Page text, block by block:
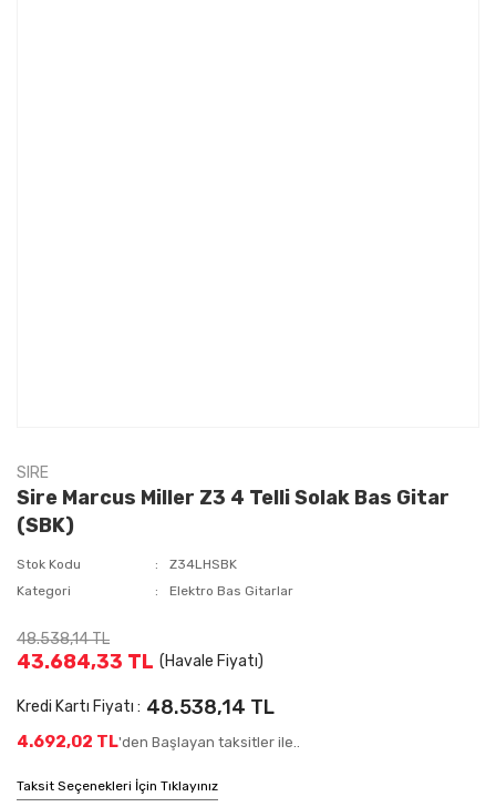
SIRE
Sire Marcus Miller Z3 4 Telli Solak Bas Gitar
(SBK)
Stok Kodu
Z34LHSBK
Kategori
Elektro Bas Gitarlar
48.538,14 TL
43.684,33 TL (Havale Fiyatı)
Kredi Kartı Fiyatı : 48.538,14 TL
4.692,02 TL'den Başlayan taksitler ile..
Taksit Seçenekleri İçin Tıklayınız